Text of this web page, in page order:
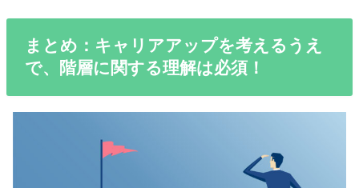
まとめ：キャリアアップを考えるうえ
で、階層に関する理解は必須！